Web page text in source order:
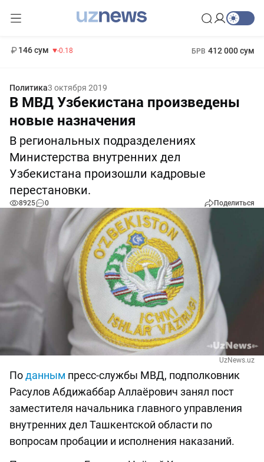
146 сум -0.18 БРВ 412 000 сум
Политика3 октября 2019
В МВД Узбекистана произведены
новые назначения
В региональных подразделениях
Министерства внутренних дел
Узбекистана произошли кадровые
перестановки.
8925 0 Поделиться
UzNews.uz
Поданным пресс-службы МВД, подполковник
Расулов Абдижаббар Аллаёрович занял пост
заместителя начальника главного управления
внутренних дел Ташкентской области по
вопросам пробации и исполнения наказаний.